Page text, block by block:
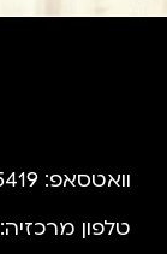
וואטסאפ: 0503035419
טלפון מרכזיה: 0733948765